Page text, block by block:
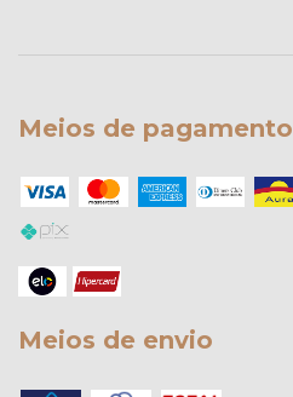
Meios de pagamento
Meios de envio